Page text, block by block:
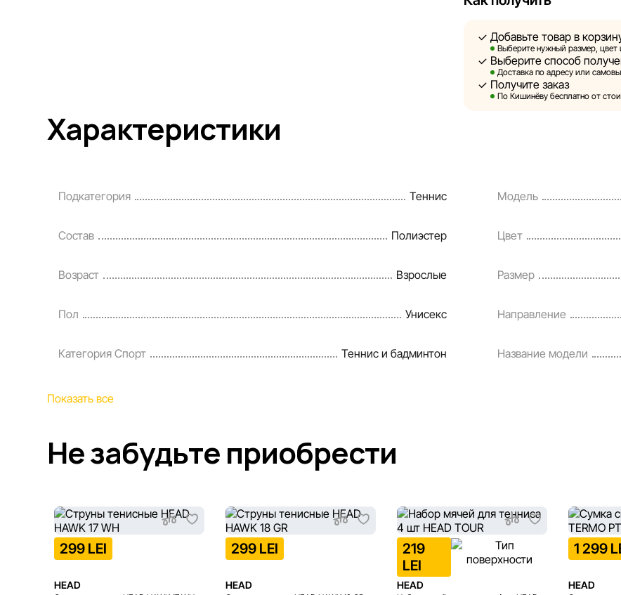
быть размещены на нашем
Sportlandia оставляет за
предварительного
и потребительские
порядке и без
Наша команда регулярно
Добавьте товар в
Выберите нужный размер, цвет
Выберите способ
Доставка по адресу или
Получите заказ
По Кишинёву бесплатно от
Характеристики
Подкатегория Теннис Модель
Состав Полиэстер Цвет
Возраст Взрослые Размер
Пол Унисекс Направление
Категория Спорт Теннис и бадминтон Название модели
Показать все
Не забудьте приобрести
299 LEI
HEAD
299 LEI
HEAD
219
LEI
HEAD
1 299
HEAD